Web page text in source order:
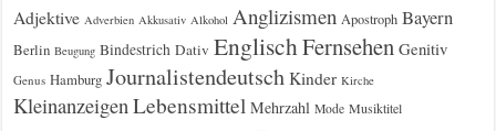
Adjektive Adverbien Akkusativ Alkohol Anglizismen Apostroph Bayern
Berlin Beugung Bindestrich Dativ EnglischFernsehen Genitiv
Genus Hamburg Journalistendeutsch Kinder Kirche
Kleinanzeigen Lebensmittel Mehrzahl Mode Musiktitel